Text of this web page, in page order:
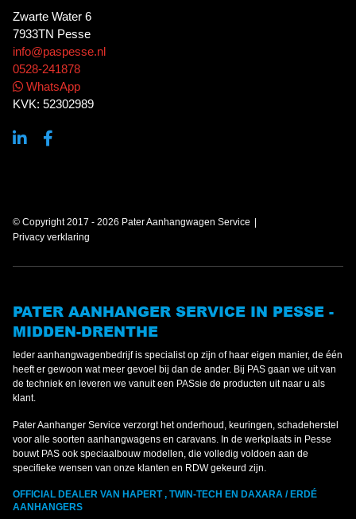
Zwarte Water 6
7933TN Pesse
info@paspesse.nl
0528-241878
WhatsApp
KVK: 52302989
© Copyright 2017 - 2026 Pater Aanhangwagen Service
Privacy verklaring
PATER AANHANGER SERVICE IN PESSE -
MIDDEN-DRENTHE
Ieder aanhangwagenbedrijf is specialist op zijn of haar eigen manier, de één
heeft er gewoon wat meer gevoel bij dan de ander. Bij PAS gaan we uit van
de techniek en leveren we vanuit een PASsie de producten uit naar u als
klant.
Pater Aanhanger Service verzorgt het onderhoud, keuringen, schadeherstel
voor alle soorten aanhangwagens en caravans. In de werkplaats in Pesse
bouwt PAS ook speciaalbouw modellen, die volledig voldoen aan de
specifieke wensen van onze klanten en RDW gekeurd zijn.
OFFICIAL DEALER VAN HAPERT , TWIN-TECH EN DAXARA / ERDÉ
AANHANGERS